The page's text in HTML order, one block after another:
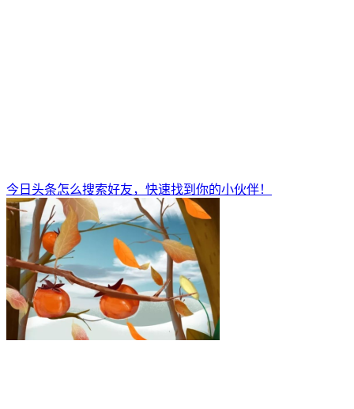
今日头条怎么搜索好友，快速找到你的小伙伴！